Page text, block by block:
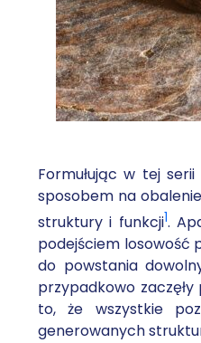
Formułując w tej
sposobem na
struktury i funkcji1.
podejściem losowość
do powstania
przypadkowo
to, że wszystkie
generowanych